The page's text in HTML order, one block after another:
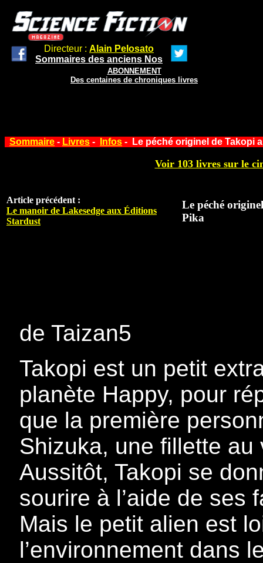
Directeur : Alain Pelosato
Sommaires des anciens Nos
ABONNEMENT
Des centaines de chroniques livres
Sommaire - Livres - Infos - Le péché originel de Takopi
Voir 103 livres sur le
Article précédent :
Le manoir de Lakesedge aux Éditions
Stardust
Le péché
Pika
de Taizan5
Takopi est un petit
planète Happy, pour
que la première
Shizuka, une fillette
Aussitôt, Takopi se
sourire à l’aide de ses
Mais le petit alien est
l’environnement dans